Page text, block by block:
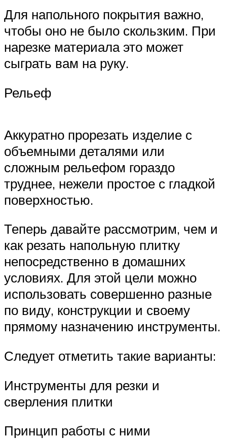
Для напольного покрытия важно,
чтобы оно не было скользким. При
нарезке материала это может
сыграть вам на руку.
Рельеф
Аккуратно прорезать изделие с
объемными деталями или
сложным рельефом гораздо
труднее, нежели простое с гладкой
поверхностью.
Теперь давайте рассмотрим, чем и
как резать напольную плитку
непосредственно в домашних
условиях. Для этой цели можно
использовать совершенно разные
по виду, конструкции и своему
прямому назначению инструменты.
Следует отметить такие варианты:
Инструменты для резки и
сверления плитки
Принцип работы с ними